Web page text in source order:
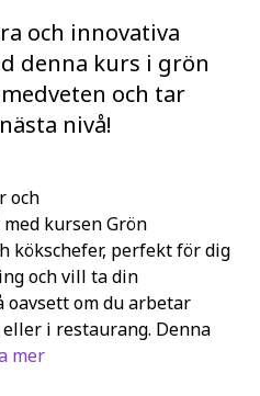
och innovativa
denna kurs i grön
och tar
nivå!
och
kursen Grön
kökschefer, perfekt för dig
och vill ta din
om du arbetar
i restaurang. Denna
mer